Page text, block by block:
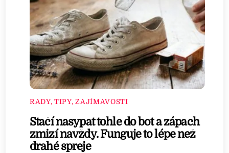
RADY, TIPY, ZAJÍMAVOSTI
Stačí nasypat tohle do bot a zápach
zmizí navždy. Funguje to lépe než
drahé spreje